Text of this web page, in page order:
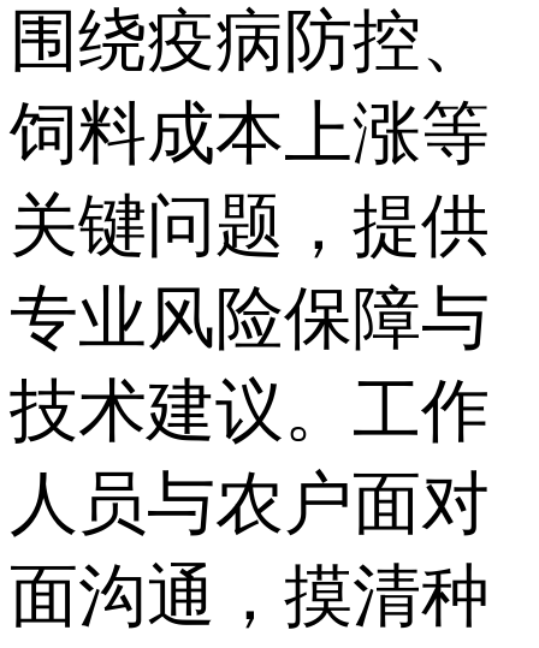
围绕疫病防控、
饲料成本上涨等
关键问题，提供
专业风险保障与
技术建议。工作
人员与农户面对
面沟通，摸清种